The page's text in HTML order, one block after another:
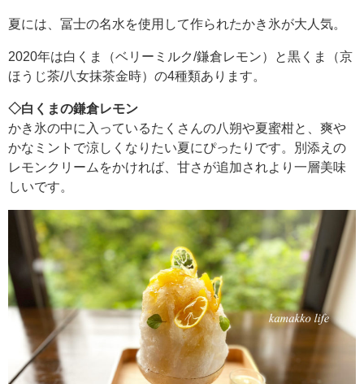
夏には、冨士の名水を使用して作られたかき氷が大人気。
2020年は白くま（ベリーミルク/鎌倉レモン）と黒くま（京
ほうじ茶/八女抹茶金時）の4種類あります。
◇白くまの鎌倉レモン
かき氷の中に入っているたくさんの八朔や夏蜜柑と、爽や
かなミントで涼しくなりたい夏にぴったりです。別添えの
レモンクリームをかければ、甘さが追加されより一層美味
しいです。